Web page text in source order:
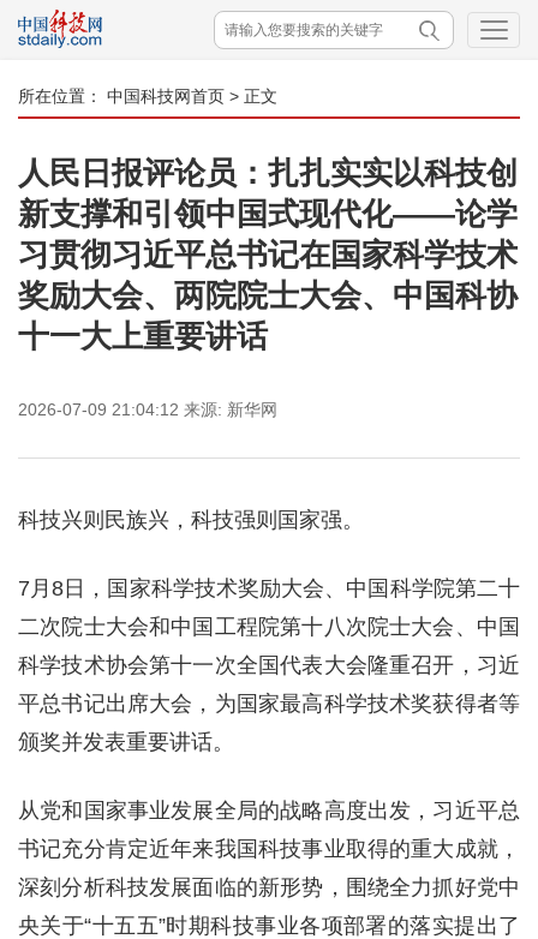
所在位置： 中国科技网首页 > 正文
人民日报评论员：扎扎实实以科技创
新支撑和引领中国式现代化——论学
习贯彻习近平总书记在国家科学技术
奖励大会、两院院士大会、中国科协
十一大上重要讲话
2026-07-09 21:04:12 来源: 新华网
科技兴则民族兴，科技强则国家强。
7月8日，国家科学技术奖励大会、中国科学院第二十
二次院士大会和中国工程院第十八次院士大会、中国
科学技术协会第十一次全国代表大会隆重召开，习近
平总书记出席大会，为国家最高科学技术奖获得者等
颁奖并发表重要讲话。
从党和国家事业发展全局的战略高度出发，习近平总
书记充分肯定近年来我国科技事业取得的重大成就，
深刻分析科技发展面临的新形势，围绕全力抓好党中
央关于“十五五”时期科技事业各项部署的落实提出了